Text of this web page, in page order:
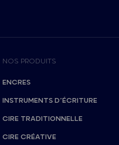
NOS PRODUITS
ENCRES
INSTRUMENTS D’ÉCRITURE
CIRE TRADITIONNELLE
CIRE CRÉATIVE